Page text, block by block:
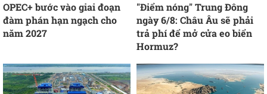
OPEC+ bước vào giai đoạn
đàm phán hạn ngạch cho
năm 2027
"Điểm nóng" Trung Đông
ngày 6/8: Châu Âu sẽ phải
trả phí để mở cửa eo biển
Hormuz?